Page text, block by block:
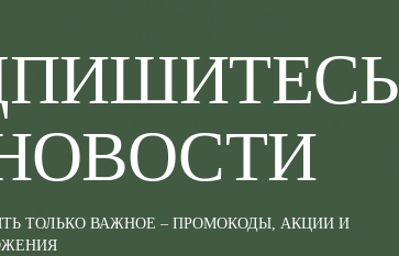
ТОЛЬКО ВАЖНОЕ – ПРОМОКОДЫ, АКЦИИ И